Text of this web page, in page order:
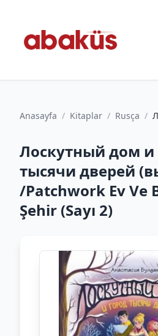
Anasayfa / Kitaplar / Rusça /
Лоскутный дом и
тысячи дверей
/Patchwork Ev Ve
Şehir (Sayı 2)